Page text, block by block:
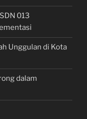
013
Unggulan di Kota
dalam